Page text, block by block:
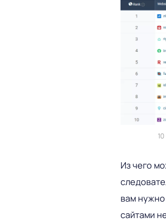
Из чего
вам
сайтами